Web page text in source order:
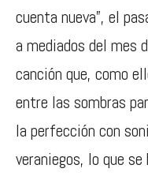
cuenta nueva”, el
a mediados del mes
canción que, como
entre las sombras
la perfección con
veraniegos, lo que